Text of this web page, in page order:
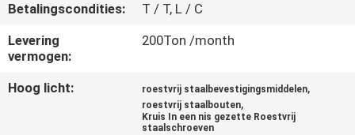
VERZOEK
OM EEN
CITAAT
Betalingscondities:
T / T, L / C
Levering
vermogen:
200Ton /month
Hoog licht: roestvrij staalbevestigingsmiddelen,
roestvrij staalbouten,
Kruis In een nis gezette Roestvrij
staalschroeven